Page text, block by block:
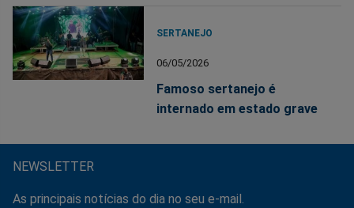
SERTANEJO
06/05/2026
Famoso sertanejo é
internado em estado grave
NEWSLETTER
As principais notícias do dia no seu e-mail.